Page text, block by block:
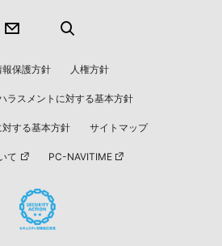
報保護方針 人権方針
ラスメントに対する基本方針
する基本方針 サイトマップ
て PC-NAVITIME